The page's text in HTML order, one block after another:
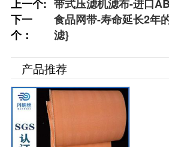
上一个: 带式压滤机滤布-进口
娜鸶过滤}
下一
个：
食品网带-寿命延长2年
滤}
产品推荐